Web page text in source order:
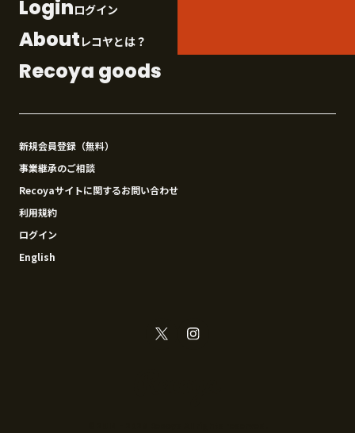
Loginログイン
About レコヤとは？
Recoya goods
新規会員登録（無料）
事業継承のご相談
Recoyaサイトに関するお問い合わせ
利用規約
ログイン
English